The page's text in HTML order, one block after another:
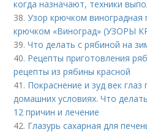
когда назначают, техники
38.Узор крючком виноградная
крючком «Виноград» (УЗОРЫ
39.Что делать с рябиной на
40. Рецепты приготовления
рецепты из рябины красной
41. Покраснение и зуд век
домашних условиях. Что
12 причин и лечение
42. Глазурь сахарная для